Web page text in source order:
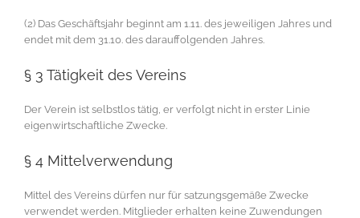
(2) Das Geschäftsjahr beginnt am 1.11. des jeweiligen Jahres und
endet mit dem 31.10. des darauffolgenden Jahres.
§ 3 Tätigkeit des Vereins
Der Verein ist selbstlos tätig, er verfolgt nicht in erster Linie
eigenwirtschaftliche Zwecke.
§ 4 Mittelverwendung
Mittel des Vereins dürfen nur für satzungsgemäße Zwecke
verwendet werden. Mitglieder erhalten keine Zuwendungen